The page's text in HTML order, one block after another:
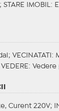
STARE IMOBIL :
VECINATATI
:
VEDERE : Vedere
Curent 220V;